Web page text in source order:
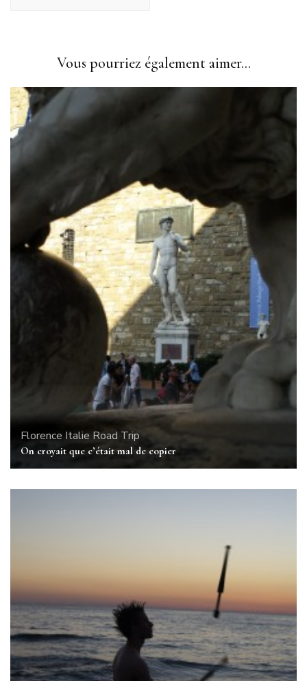
Vous pourriez également aimer...
Florence Italie Road Trip
On croyait que c’était mal de copier